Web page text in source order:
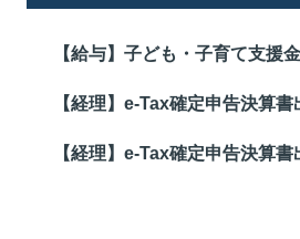
【給与】子ども・子育て支援
【経理】e-Tax確定申告決算書
【経理】e-Tax確定申告決算書